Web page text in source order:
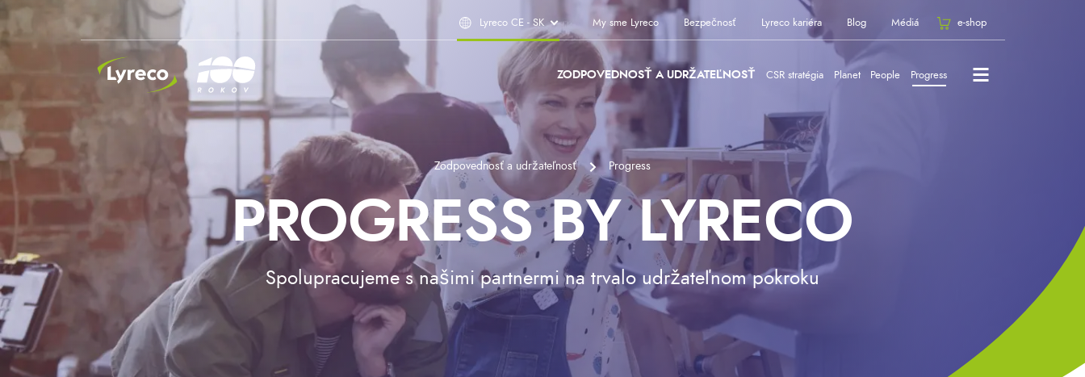
Lyreco CE - SK My sme Lyreco Bezpečnosť Lyreco kariéra Blog Médiá e-shop
ZODPOVEDNOSŤ A UDRŽATEĽNOSŤ CSR stratégia Planet People Progress
INSIDE LYRECO
Zodpovednosť a udržateľnosť Progress
PROGRESS BY LYRECO
Spolupracujeme s našimi partnermi na trvalo udržateľnom pokroku